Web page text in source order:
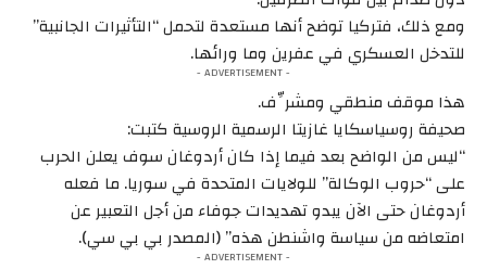
ومع ذلك، فتركيا توضح أنها مستعدة لتحمل “التأثيرات الجانبية”
للتدخل العسكري في عفرين وما ورائها.
- ADVERTISEMENT -
هذا موقف منطقي ومشرِّف.
صحيفة روسياسكايا غازيتا الرسمية الروسية كتبت:
“ليس من الواضح بعد فيما إذا كان أردوغان سوف يعلن الحرب
على “حروب الوكالة” للولايات المتحدة في سوريا. ما فعله
أردوغان حتى الآن يبدو تهديدات جوفاء من أجل التعبير عن
امتعاضه من سياسة واشنطن هذه” (المصدر بي بي سي).
- ADVERTISEMENT -